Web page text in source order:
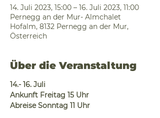
14. Juli 2023, 15:00 – 16. Juli 2023, 11:00
Pernegg an der Mur- Almchalet
Hofalm, 8132 Pernegg an der Mur,
Österreich
Über die Veranstaltung
14.- 16. Juli
Ankunft Freitag 15 Uhr
Abreise Sonntag 11 Uhr